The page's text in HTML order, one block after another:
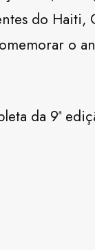
do Haiti,
o
da 9ª